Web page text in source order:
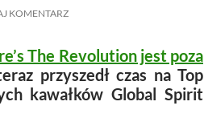
KOMENTARZ
The Revolution jest poza
przyszedł czas na Top
kawałków Global Spirit